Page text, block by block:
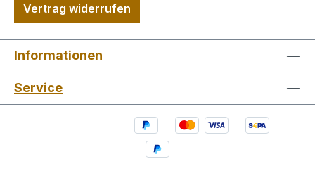
Vertrag widerrufen
Informationen
Service